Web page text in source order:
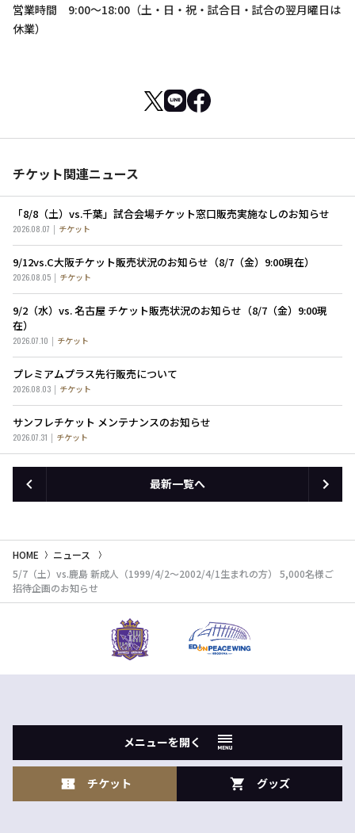
営業時間 9:00～18:00（土・日・祝・試合日・試合の翌月曜日は
休業）
チケット関連ニュース
「8/8（土）vs.千葉」試合会場チケット窓口販売実施なしのお知らせ
2026.08.07 チケット
9/12vs.C大阪チケット販売状況のお知らせ（8/7（金）9:00現在）
2026.08.05 チケット
9/2（水）vs. 名古屋 チケット販売状況のお知らせ（8/7（金）9:00現
在）
2026.07.10 チケット
プレミアムプラス先行販売について
2026.08.03 チケット
サンフレチケット メンテナンスのお知らせ
2026.07.31 チケット
最新一覧へ
HOME
ニュース
5/7（土）vs.鹿島 新成人（1999/4/2～2002/4/1生まれの方） 5,000名様ご
招待企画のお知らせ
メニューを開く
チケット グッズ